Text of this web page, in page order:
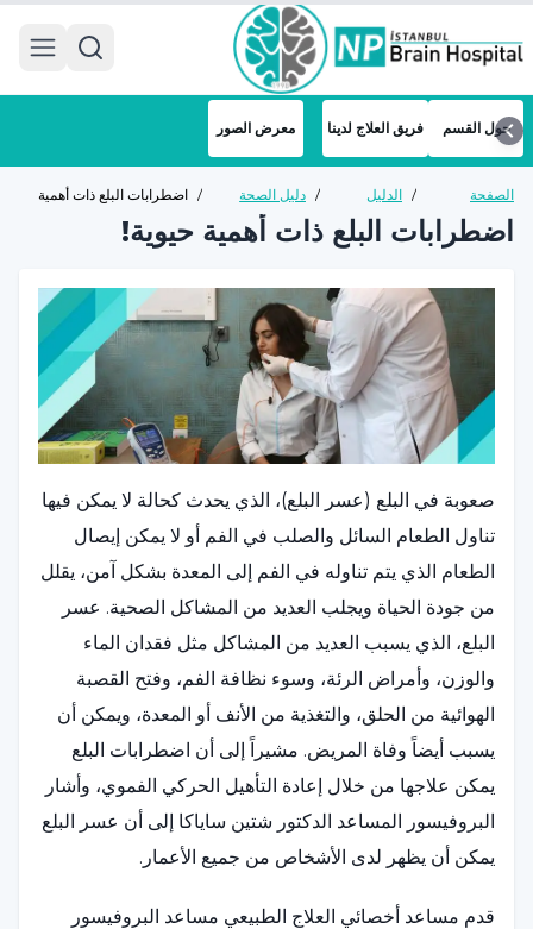
حول القسم فريق العلاج لدينا معرض الصور
الصفحة
الرئيسية
/ الدليل
الصحي
/ دليل الصحة
العامة
/ اضطرابات البلع ذات أهمية
اضطرابات البلع ذات أهمية حيوية!
صعوبة في البلع (عسر البلع)، الذي يحدث كحالة لا يمكن فيها
تناول الطعام السائل والصلب في الفم أو لا يمكن إيصال
الطعام الذي يتم تناوله في الفم إلى المعدة بشكل آمن، يقلل
من جودة الحياة ويجلب العديد من المشاكل الصحية. عسر
البلع، الذي يسبب العديد من المشاكل مثل فقدان الماء
والوزن، وأمراض الرئة، وسوء نظافة الفم، وفتح القصبة
الهوائية من الحلق، والتغذية من الأنف أو المعدة، ويمكن أن
يسبب أيضاً وفاة المريض. مشيراً إلى أن اضطرابات البلع
يمكن علاجها من خلال إعادة التأهيل الحركي الفموي، وأشار
البروفيسور المساعد الدكتور شتين ساياكا إلى أن عسر البلع
يمكن أن يظهر لدى الأشخاص من جميع الأعمار.
قدم مساعد أخصائي العلاج الطبيعي مساعد البروفيسور